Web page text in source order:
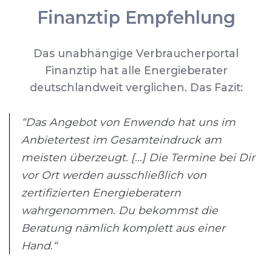
Finanztip Empfehlung
Das unabhängige Verbraucherportal
Finanztip hat alle Energieberater
deutschlandweit verglichen. Das Fazit:
“Das Angebot von Enwendo hat uns im
Anbietertest im Gesamteindruck am
meisten überzeugt. [...] Die Termine bei Dir
vor Ort werden ausschließlich von
zertifizierten Energieberatern
wahrgenommen. Du bekommst die
Beratung nämlich komplett aus einer
Hand.“